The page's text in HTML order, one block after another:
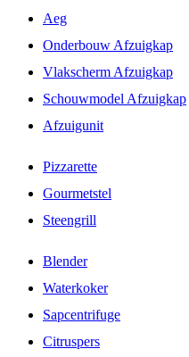
Aeg
Onderbouw Afzuigkap
Vlakscherm Afzuigkap
Schouwmodel Afzuigkap
Afzuigunit
Pizzarette
Gourmetstel
Steengrill
Blender
Waterkoker
Sapcentrifuge
Citruspers